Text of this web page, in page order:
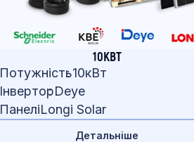
10КВТ
Потужність
:10кВт
Інвертор
: Deye
Панелі
: Longi Solar
Детальніше